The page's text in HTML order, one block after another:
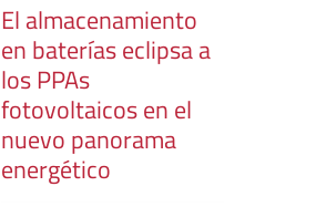
El almacenamiento
en baterías eclipsa a
los PPAs
fotovoltaicos en el
nuevo panorama
energético